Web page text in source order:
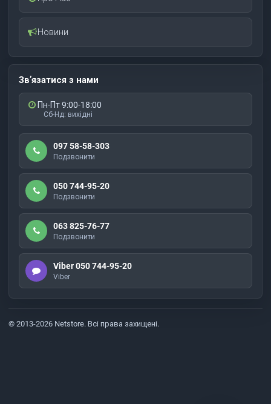
Новини
Зв’язатися з нами
Пн-Пт 9:00-18:00
Сб-Нд: вихідні
097 58-58-303
Подзвонити
050 744-95-20
Подзвонити
063 825-76-77
Подзвонити
Viber 050 744-95-20
Viber
© 2013-2026 Netstore. Всі права захищені.